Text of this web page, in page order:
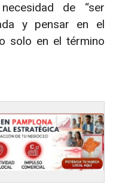
de “ser
y pensar en el
solo en el término